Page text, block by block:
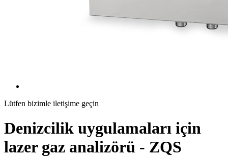
Lütfen bizimle iletişime geçin
Denizcilik uygulamaları için
lazer gaz analizörü - ZQS